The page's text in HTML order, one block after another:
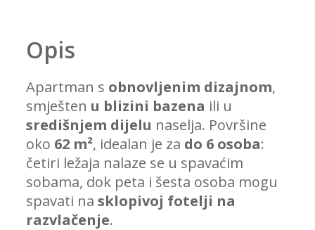
Opis
Apartman s obnovljenim dizajnom,
smješten u blizini bazena ili u
središnjem dijelu naselja. Površine
oko 62 m², idealan je za do 6 osoba:
četiri ležaja nalaze se u spavaćim
sobama, dok peta i šesta osoba mogu
spavati na sklopivoj fotelji na
razvlačenje.